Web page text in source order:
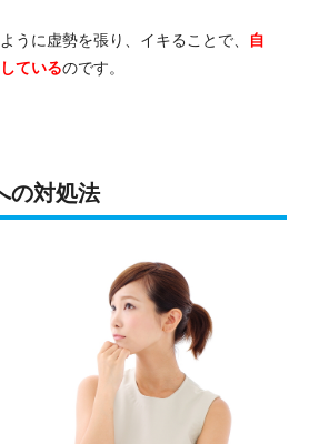
うに虚勢を張り、イキることで、
自
ているのです。
の対処法